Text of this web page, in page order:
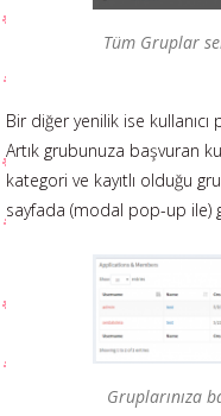
Tüm Gruplar
Bir diğer yenilik ise
Artık grubunuza başvuran
kategori ve kayıtlı olduğu
sayfada (modal pop-up ile)
Gruplarınıza